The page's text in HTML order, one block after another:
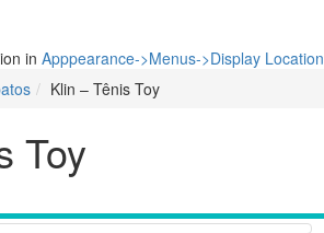
in Apppearance->Menus->Display Location
Klin – Tênis Toy
Toy